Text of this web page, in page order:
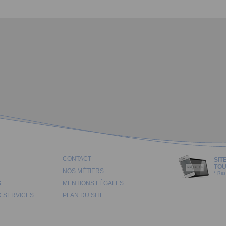
SERVICES
CONTACT
NOS MÉTIERS
MENTIONS LÉGALES
PLAN DU SITE
*